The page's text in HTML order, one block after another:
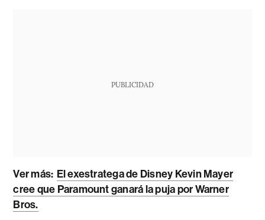
PUBLICIDAD
Ver más: El exestratega de Disney Kevin Mayer
cree que Paramount ganará la puja por Warner
Bros.